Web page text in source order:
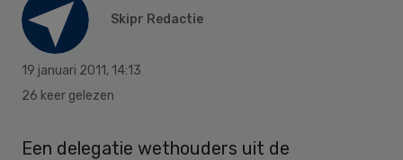
Skipr Redactie
19 januari 2011, 14:13
26 keer gelezen
Een delegatie wethouders uit de